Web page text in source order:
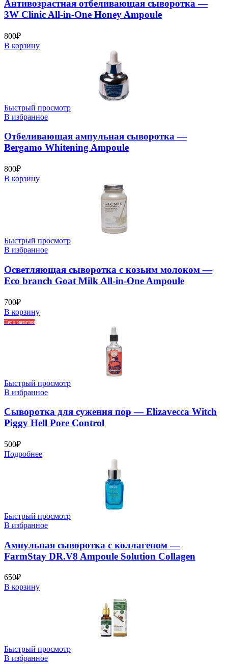
Антивозрастная отбеливающая сыворотка —
3W Clinic All-in-One Honey Ampoule
800₽
В корзину
Быстрый просмотр
В избранное
Отбеливающая ампульная сыворотка —
Bergamo Whitening Ampoule
800₽
В корзину
Быстрый просмотр
В избранное
Осветляющая сыворотка с козьим молоком —
Eco branch Goat Milk All-in-One Ampoule
700₽
В корзину
Нет в наличии
Быстрый просмотр
В избранное
Сыворотка для сужения пор — Elizavecca Witch
Piggy Hell Pore Control
500₽
Подробнее
Быстрый просмотр
В избранное
Ампульная сыворотка с коллагеном —
FarmStay DR.V8 Ampoule Solution Collagen
650₽
В корзину
Быстрый просмотр
В избранное